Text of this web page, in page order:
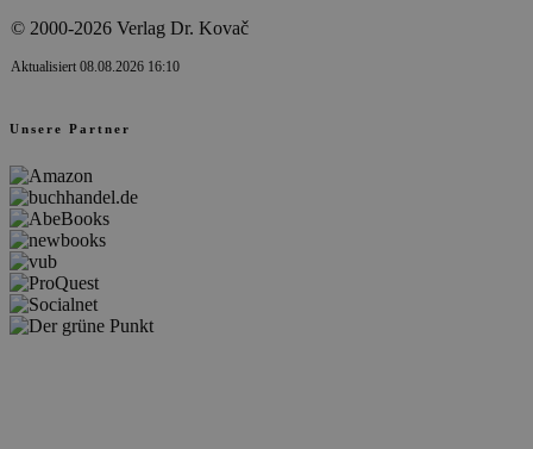
© 2000-2026 Verlag Dr. Kovač
Aktualisiert 08.08.2026 16:10
Unsere Partner